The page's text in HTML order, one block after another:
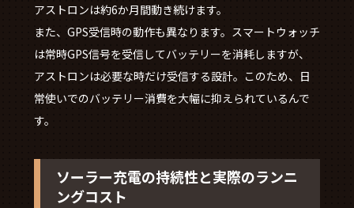
アストロンは約6か月間動き続けます。
また、GPS受信時の動作も異なります。スマートウォッチ
は常時GPS信号を受信してバッテリーを消耗しますが、
アストロンは必要な時だけ受信する設計。このため、日
常使いでのバッテリー消費を大幅に抑えられているんで
す。
ソーラー充電の持続性と実際のランニ
ングコスト